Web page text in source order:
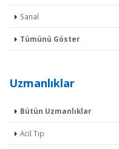
Sanal
Tümünü Göster
Uzmanlıklar
Bütün Uzmanlıklar
Acil Tıp